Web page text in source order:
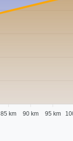
85 km 90 km 95 km